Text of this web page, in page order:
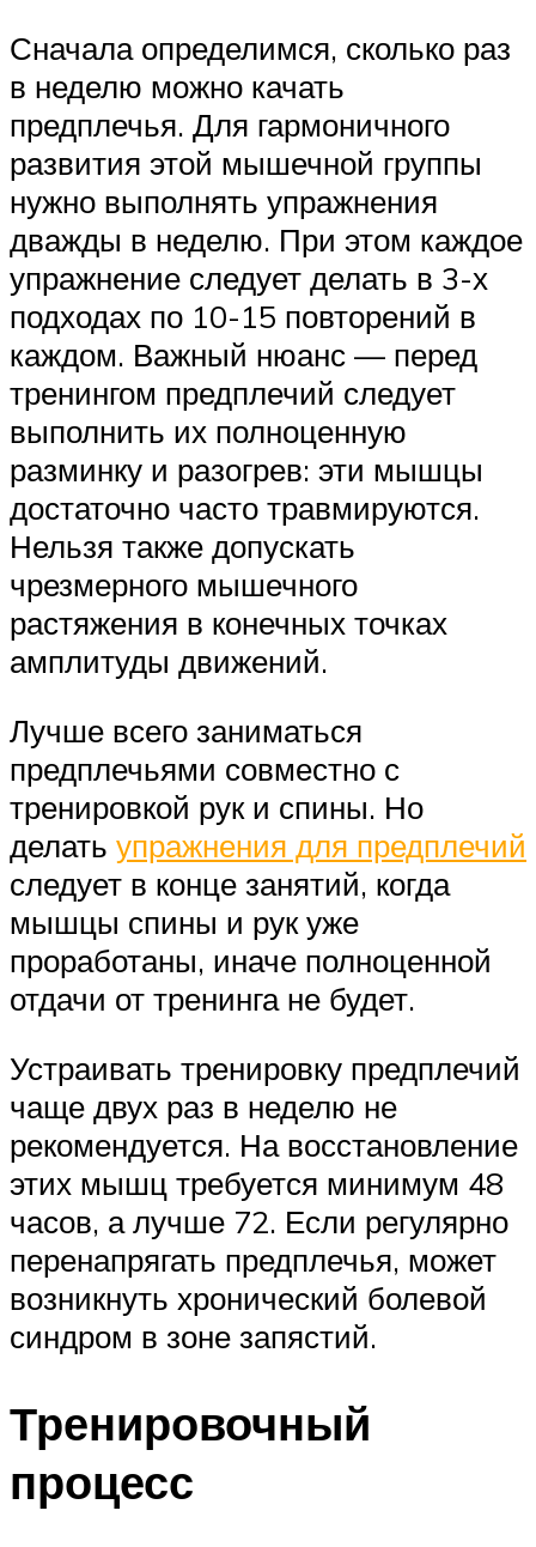
Сначала определимся, сколько раз
в неделю можно качать
предплечья. Для гармоничного
развития этой мышечной группы
нужно выполнять упражнения
дважды в неделю. При этом каждое
упражнение следует делать в 3-х
подходах по 10-15 повторений в
каждом. Важный нюанс — перед
тренингом предплечий следует
выполнить их полноценную
разминку и разогрев: эти мышцы
достаточно часто травмируются.
Нельзя также допускать
чрезмерного мышечного
растяжения в конечных точках
амплитуды движений.
Лучше всего заниматься
предплечьями совместно с
тренировкой рук и спины. Но
делать упражнения для предплечий
следует в конце занятий, когда
мышцы спины и рук уже
проработаны, иначе полноценной
отдачи от тренинга не будет.
Устраивать тренировку предплечий
чаще двух раз в неделю не
рекомендуется. На восстановление
этих мышц требуется минимум 48
часов, а лучше 72. Если регулярно
перенапрягать предплечья, может
возникнуть хронический болевой
синдром в зоне запястий.
Тренировочный
процесс